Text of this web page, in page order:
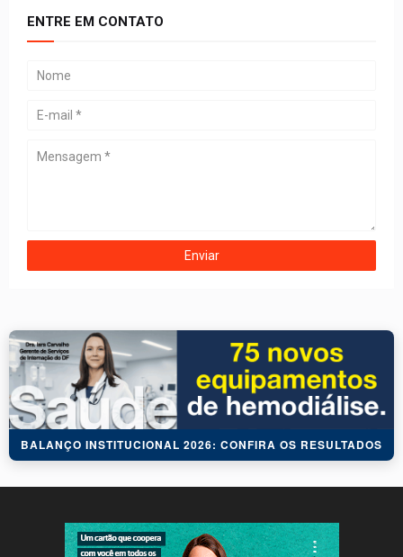
ENTRE EM CONTATO
BALANÇO INSTITUCIONAL 2026: CONFIRA OS RESULTADOS